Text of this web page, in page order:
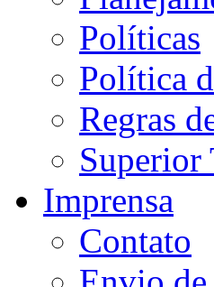
Políticas
Política
Regras
Superior
Imprensa
Contato